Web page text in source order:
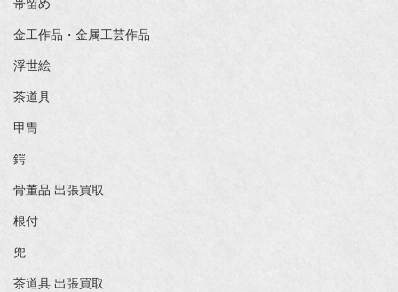
帯留め
金工作品・金属工芸作品
浮世絵
茶道具
甲冑
鍔
骨董品 出張買取
根付
兜
茶道具 出張買取